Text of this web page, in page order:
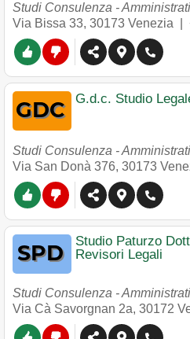
Studi Consulenza -
Via Bissa 33, 30173 Venezia
G.d.c. Studio
Studi Consulenza -
Via San Donà 376, 30173
Studio Paturzo
Revisori Legali
Studi Consulenza -
Via Cà Savorgnan 2a, 30172